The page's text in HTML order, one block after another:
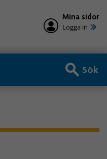
Mina sidor
Logga in
Sök